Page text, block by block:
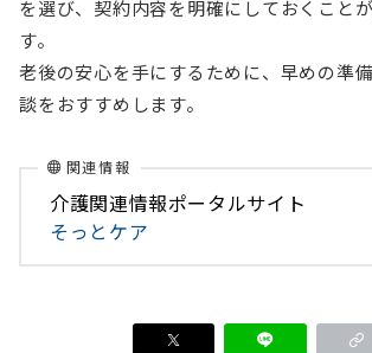
を選び、契約内容を明確にしておくこと
す。
老後の安心を手にするために、早めの準
談をおすすめします。
関連情報
介護関連情報ポータルサイト
そっとケア